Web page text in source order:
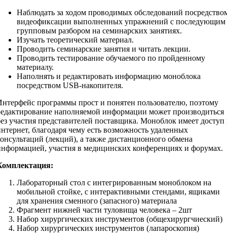
Наблюдать за ходом проводимых обследований
видеофиксации выполненных упражнений с последующим
групповым разбором на семинарских занятиях.
Изучать теоретический материал.
Проводить семинарские занятия и читать лекции.
Проводить тестирование обучаемого по пройденному
материалу.
Наполнять и редактировать информацию моноблока
посредством USB-накопителя.
программы прост и понятен пользователю, поэтому
наполняемой информации может производиться
участия представителей поставщика. Моноблок имеет доступ
благодаря чему есть возможность удаленных
(лекций), а также дистанционного обмена
участия в медицинских конференциях и форумах.
Лабораторный стол с интегрированным моноблоком на
мобильной стойке, с интерактивными стендами, ящиками
для хранения сменного (запасного) материала
Фрагмент нижней части туловища человека – 2шт
Набор хирургических инструментов (общехирургчиеский)
Набор хирургических инструментов (лапароскопия)